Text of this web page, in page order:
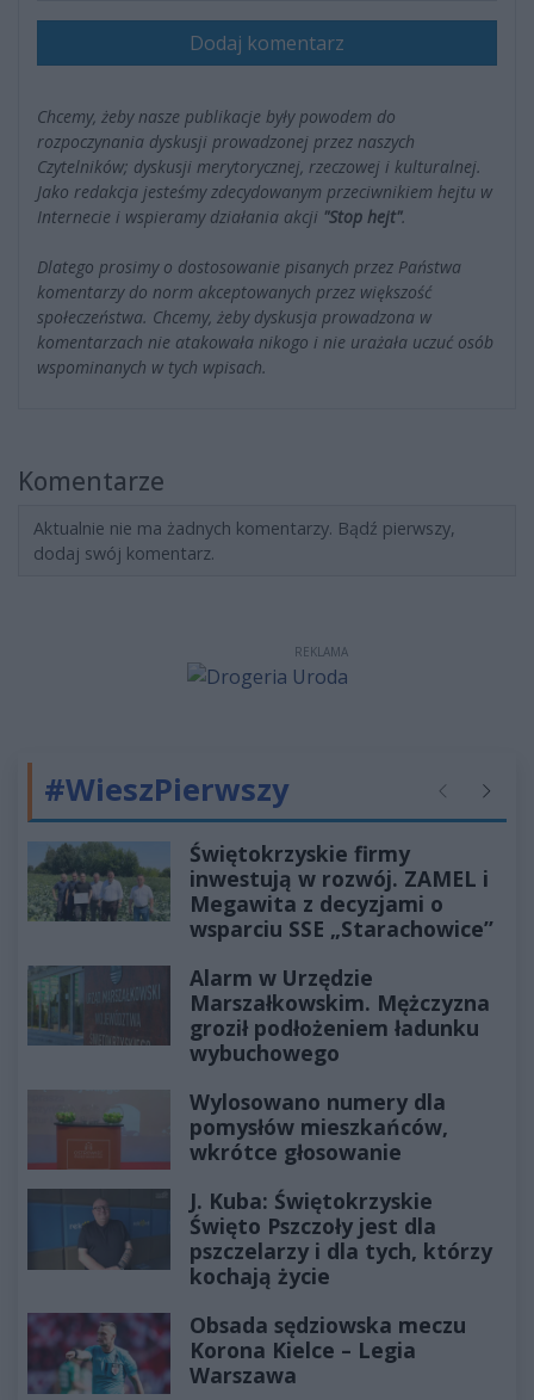
Dodaj komentarz
Chcemy, żeby nasze publikacje były powodem do
rozpoczynania dyskusji prowadzonej przez naszych
Czytelników; dyskusji merytorycznej, rzeczowej i kulturalnej.
Jako redakcja jesteśmy zdecydowanym przeciwnikiem hejtu w
Internecie i wspieramy działania akcji "Stop hejt".
Dlatego prosimy o dostosowanie pisanych przez Państwa
komentarzy do norm akceptowanych przez większość
społeczeństwa. Chcemy, żeby dyskusja prowadzona w
komentarzach nie atakowała nikogo i nie urażała uczuć osób
wspominanych w tych wpisach.
Komentarze
Aktualnie nie ma żadnych komentarzy. Bądź pierwszy,
dodaj swój komentarz.
REKLAMA
#WieszPierwszy Poprzednie
Świętokrzyskie firmy
inwestują w rozwój. ZAMEL i
Megawita z decyzjami o
wsparciu SSE „Starachowice”
Alarm w Urzędzie
Marszałkowskim. Mężczyzna
groził podłożeniem ładunku
wybuchowego
Wylosowano numery dla
pomysłów mieszkańców,
wkrótce głosowanie
J. Kuba: Świętokrzyskie
Święto Pszczoły jest dla
pszczelarzy i dla tych, którzy
kochają życie
Obsada sędziowska meczu
Korona Kielce – Legia
Warszawa